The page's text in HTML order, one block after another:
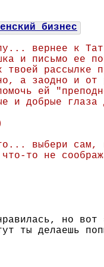
бизнес
вернее к
и письмо ее
твоей рассылке
а заодно и
ей
и добрые глаза
выбери сам,
то не
но вот
ты делаешь